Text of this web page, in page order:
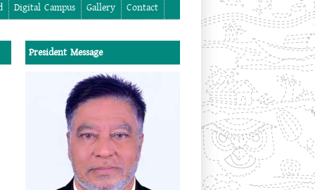
Digital Campus Gallery Contact
President Message